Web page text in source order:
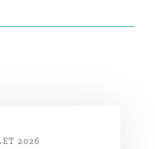
2026